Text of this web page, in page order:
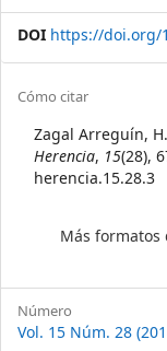
DOI https://doi.org/
Article
Details
Cómo citar
Zagal Arreguín,
Herencia, 15(28),
herencia.15.28.3
Más formatos
Número
Vol. 15 Núm. 28